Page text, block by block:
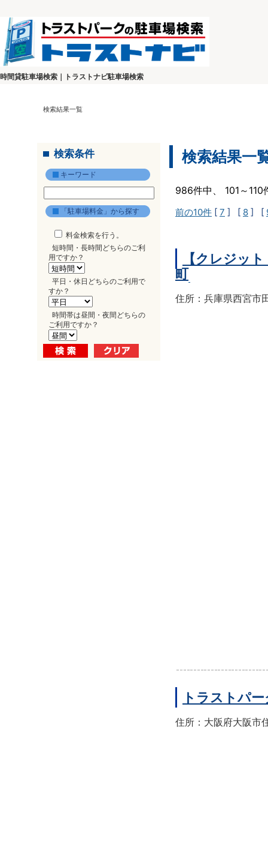
時間貸駐車場検索｜トラストナビ駐車場検索
検索結果一覧
検索条件
キーワード
「駐車場料金」から探す
料金検索を行う。
短時間・長時間どちらのご利
用ですか？
平日・休日どちらのご利用で
すか？
時間帯は昼間・夜間どちらの
ご利用ですか？
検索結果一
986件中、 101～
前の10件 [ 7 ] [ 8 ] [
【クレジッ
町
住所：兵庫県西宮市
トラストパ
住所：大阪府大阪市